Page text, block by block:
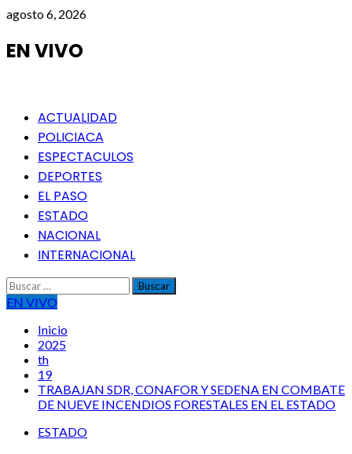
Saltar
contenido
agosto 6, 2026
EN VIVO
Menú
principal
ACTUALIDAD
POLICIACA
ESPECTACULOS
DEPORTES
EL PASO
ESTADO
NACIONAL
INTERNACIONAL
Buscar:
EN VIVO
Inicio
2025
th
19
TRABAJAN SDR, CONAFOR Y SEDENA EN COMBATE
DE NUEVE INCENDIOS FORESTALES EN EL ESTADO
ESTADO